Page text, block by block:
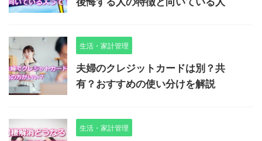
生活・家計管理
夫婦のクレジットカードは別？共
有？おすすめの使い分けを解説
生活・家計管理